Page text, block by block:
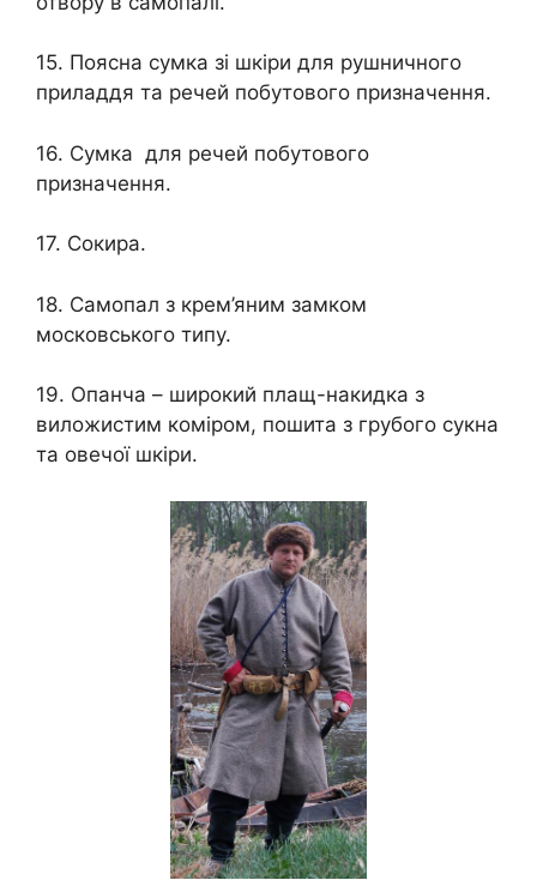
15. Поясна сумка зі шкіри для рушничного
приладдя та речей побутового призначення.
16. Сумка для речей побутового
призначення.
17. Сокира.
18. Самопал з крем’яним замком
московського типу.
19. Опанча – широкий плащ-накидка з
виложистим коміром, пошита з грубого сукна
та овечої шкіри.